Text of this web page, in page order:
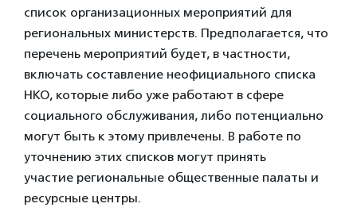
список организационных мероприятий для
региональных министерств. Предполагается, что
перечень мероприятий будет, в частности,
включать составление неофициального списка
НКО, которые либо уже работают в сфере
социального обслуживания, либо потенциально
могут быть к этому привлечены. В работе по
уточнению этих списков могут принять
участие региональные общественные палаты и
ресурсные центры.